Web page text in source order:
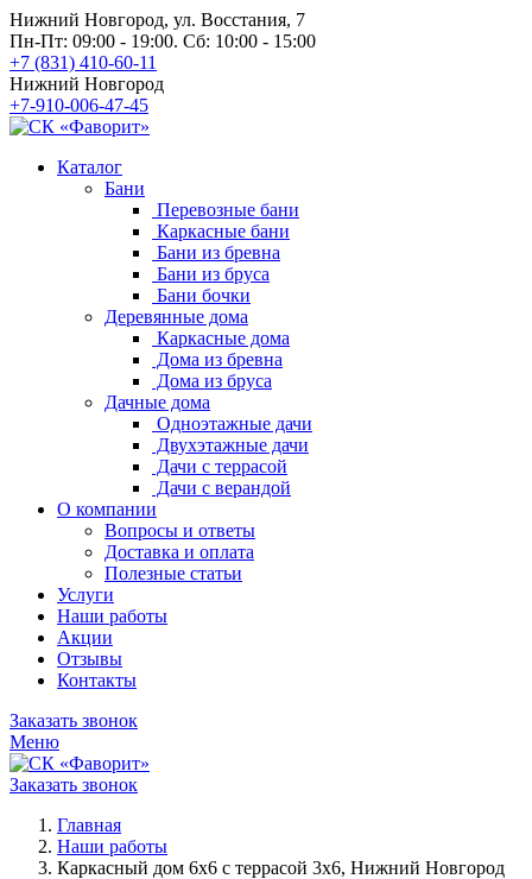
Нижний Новгород, ул. Восстания, 7
Пн-Пт: 09:00 - 19:00. Сб: 10:00 - 15:00
+7 (831) 410-60-11
Нижний Новгород
+7-910-006-47-45
Каталог
Бани
Перевозные бани
Каркасные бани
Бани из бревна
Бани из бруса
Бани бочки
Деревянные дома
Каркасные дома
Дома из бревна
Дома из бруса
Дачные дома
Одноэтажные дачи
Двухэтажные дачи
Дачи с террасой
Дачи с верандой
О компании
Вопросы и ответы
Доставка и оплата
Полезные статьи
Услуги
Наши работы
Акции
Отзывы
Контакты
Заказать звонок
Меню
Заказать звонок
Главная
Наши работы
Каркасный дом 6х6 с террасой 3х6, Нижний Новгород